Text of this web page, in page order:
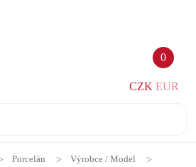
0
CZK EUR
Porcelán
Výrobce / Model